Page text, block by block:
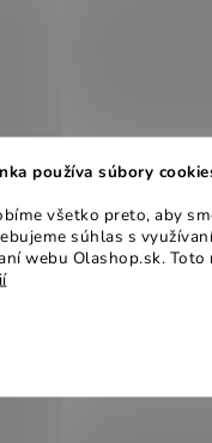
používa súbory
všetko preto, aby
súhlas s
webu Olashop.sk.